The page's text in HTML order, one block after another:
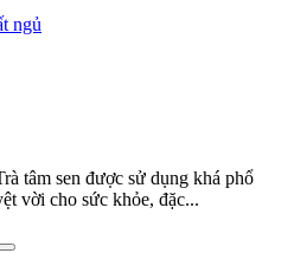
tâm sen được sử dụng khá phổ
vời cho sức khỏe, đặc...